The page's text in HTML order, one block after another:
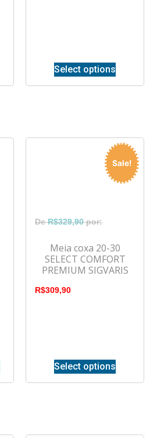
Select options
Sale!
Meia coxa 20-30
SELECT COMFORT
PREMIUM SIGVARIS
R$329,90
R$309,90
Select options